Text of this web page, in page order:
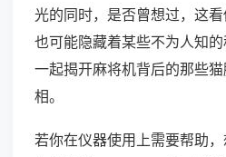
光的同时，是否曾想过，这
也可能隐藏着某些不为人知
一起揭开麻将机背后的那些
相。
若你在仪器使用上需要帮助